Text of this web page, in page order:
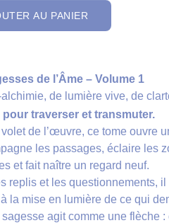
AU PANIER
de l’Âme – Volume 1
de lumière vive, de
pour traverser et transmuter.
de l’œuvre, ce tome ouvre
les passages, éclaire les
et fait naître un regard neuf.
replis et les questionnements,
à la mise en lumière de ce qui
agit comme une flèche